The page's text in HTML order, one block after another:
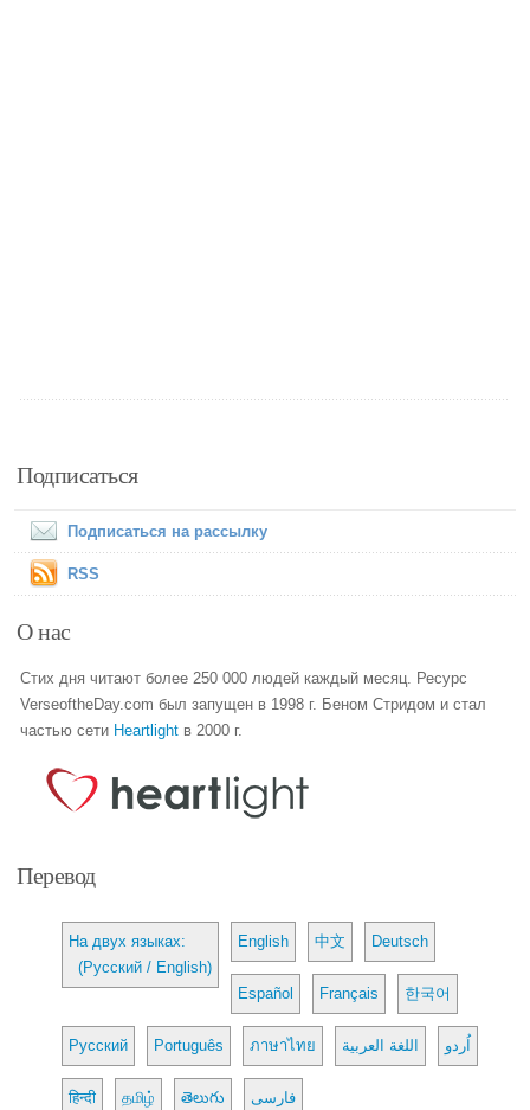
Подписаться
Подписаться на рассылку
RSS
О нас
Стих дня читают более 250 000 людей каждый месяц. Ресурс
VerseoftheDay.com был запущен в 1998 г. Беном Стридом и стал
частью сети Heartlight в 2000 г.
Перевод
На двух языках:
(Русский / English)
English 中文 Deutsch
Español Français 한국어
Русский Português ภาษาไทย اللغة العربية اُردو
हिन्दी தமிழ் తెలుగు فارسی